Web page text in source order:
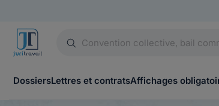
DossiersLettres et contratsAffichages